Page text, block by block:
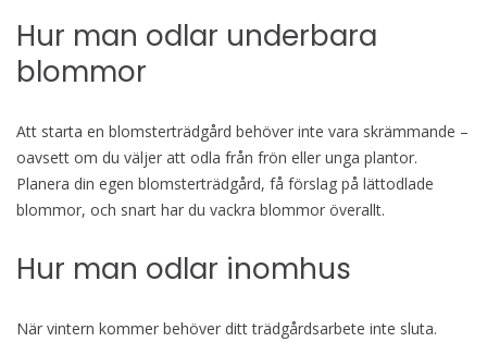
Hur man odlar underbara
blommor
Att starta en blomsterträdgård behöver inte vara skrämmande –
oavsett om du väljer att odla från frön eller unga plantor.
Planera din egen blomsterträdgård, få förslag på lättodlade
blommor, och snart har du vackra blommor överallt.
Hur man odlar inomhus
När vintern kommer behöver ditt trädgårdsarbete inte sluta.